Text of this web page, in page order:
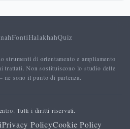
FontiHalakhahQuiz
strumenti di orientamento e ampliamento
trattati. Non sostituiscono lo studio delle
sono il punto di partenza.
Tutti i diritti riservati.
Privacy PolicyCookie Policy